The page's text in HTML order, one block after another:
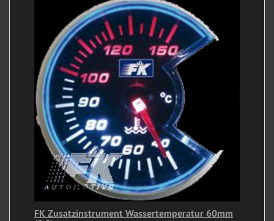
FK Zusatzinstrument Wassertemperatur 60mm